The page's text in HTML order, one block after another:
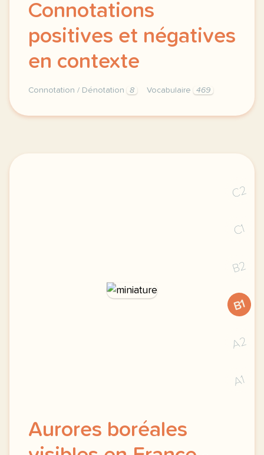
Connotations
positives et négatives
en contexte
Connotation / Dénotation 8 Vocabulaire 469
connotations positives et negatives vocabulaire
C2
C1
B2
B1
A2
A1
Aurores boréales